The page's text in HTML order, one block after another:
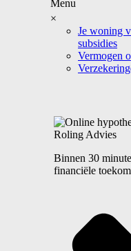
×
Je woning
subsidies
Vermogen
Binnen 30
financiële